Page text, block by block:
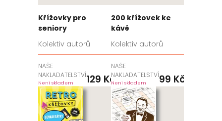
Křížovky pro
seniory
Kolektiv autorů
NAŠE
NAKLADATELSTVÍ
Není skladem 129 Kč
200 křížovek ke
kávě
Kolektiv autorů
NAŠE
NAKLADATELSTVÍ
Není skladem 99 Kč